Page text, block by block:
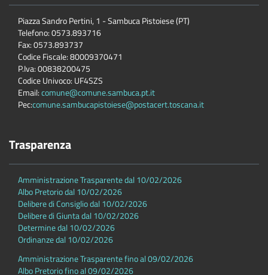
Piazza Sandro Pertini, 1 - Sambuca Pistoiese (PT)
Telefono: 0573.893716
Fax: 0573.893737
Codice Fiscale: 80009370471
P.Iva: 00838200475
Codice Univoco: UF4SZS
Email:comune@comune.sambuca.pt.it
Pec:comune.sambucapistoiese@postacert.toscana.it
Trasparenza
Amministrazione Trasparente dal 10/02/2026
Albo Pretorio dal 10/02/2026
Delibere di Consiglio dal 10/02/2026
Delibere di Giunta dal 10/02/2026
Determine dal 10/02/2026
Ordinanze dal 10/02/2026
Amministrazione Trasparente fino al 09/02/2026
Albo Pretorio fino al 09/02/2026